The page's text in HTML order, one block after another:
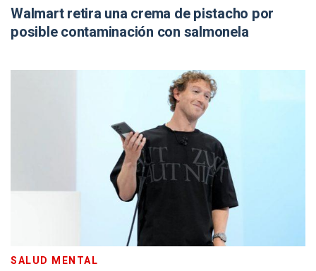
Walmart retira una crema de pistacho por
posible contaminación con salmonela
SALUD MENTAL